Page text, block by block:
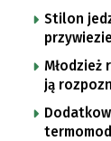
Stilon
Młodzież
ją